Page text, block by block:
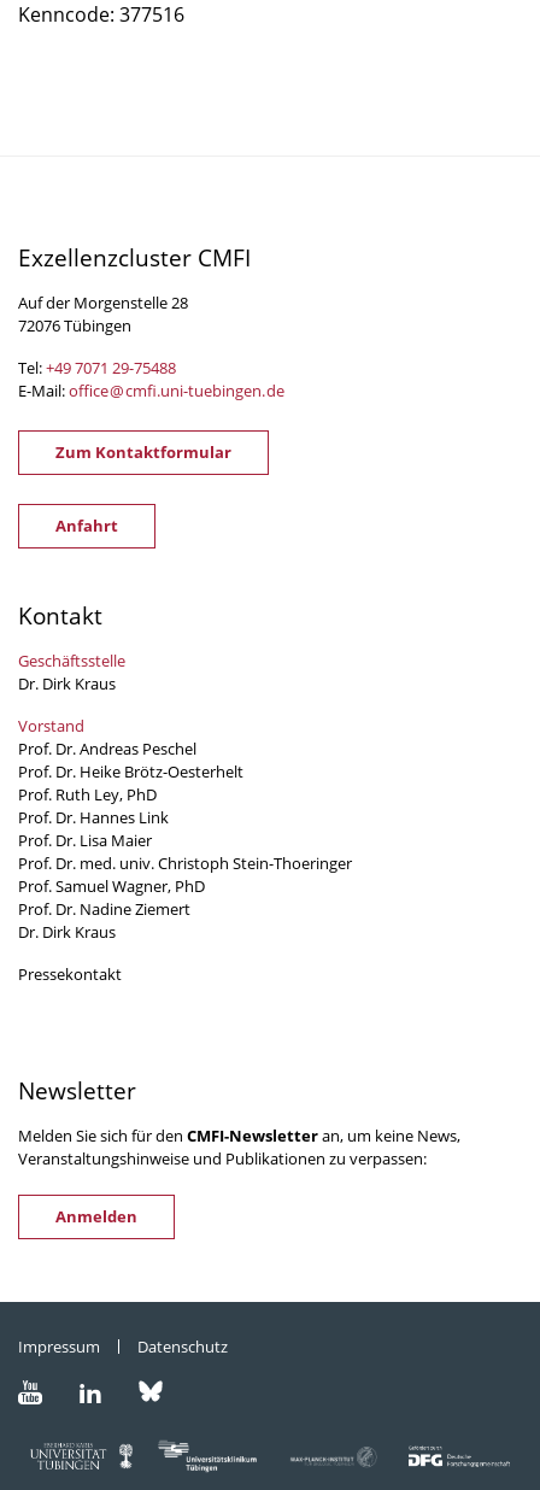
Kenncode: 377516
Exzellenzcluster CMFI
Auf der Morgenstelle 28
72076 Tübingen
Tel:+49 7071 29-75488
E-Mail:office@cmfi.uni-tuebingen.de
Zum Kontaktformular
Anfahrt
Kontakt
Geschäftsstelle
Dr. Dirk Kraus
Vorstand
Prof. Dr. Andreas Peschel
Prof. Dr. Heike Brötz-Oesterhelt
Prof. Ruth Ley, PhD
Prof. Dr. Hannes Link
Prof. Dr. Lisa Maier
Prof. Dr. med. univ. Christoph Stein-Thoeringer
Prof. Samuel Wagner, PhD
Prof. Dr. Nadine Ziemert
Dr. Dirk Kraus
Pressekontakt
Newsletter
Melden Sie sich für den CMFI-Newsletteran, um keine News,
Veranstaltungshinweise und Publikationen zu verpassen:
Anmelden
Impressum Datenschutz
Besuchen
uns
auf
Besuchen
uns
auf
Besuchen
uns
auf